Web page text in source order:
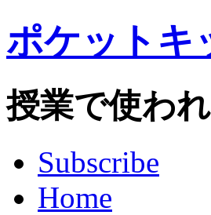
ポケットキ
授業で使わ
Subscribe
Home